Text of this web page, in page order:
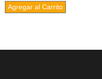
Agregar al Carrito